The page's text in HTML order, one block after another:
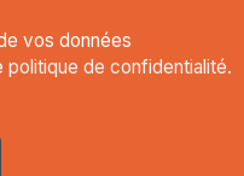
vos données
politique de confidentialité.